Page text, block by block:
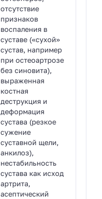
отсутствие
признаков
воспаления в
суставе («сухой»
сустав, например
при остеоартрозе
без синовита),
выраженная
костная
деструкция и
деформация
сустава (резкое
сужение
суставной щели,
анкилоз),
нестабильность
сустава как исход
артрита,
асептический